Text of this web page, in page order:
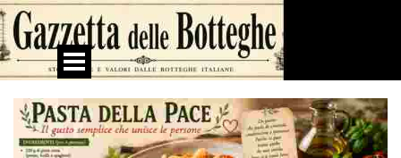
Vai ai contenuti
Salta menù